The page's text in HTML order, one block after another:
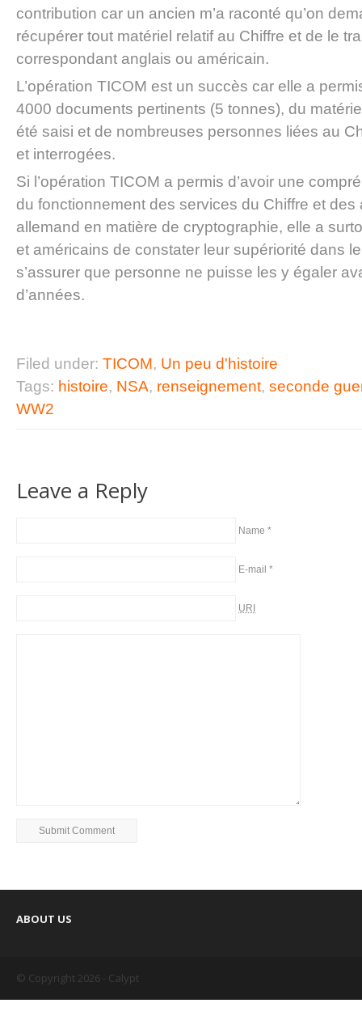
contribution car un ancien m’a raconté qu’on
récupérer tout matériel relatif au Chiffre et de le
correspondant anglais ou américain.
L’opération TICOM est un succès car elle a
4000 documents pertinents (5 tonnes), du
été saisi et de nombreuses personnes liées au
et interrogées.
Si l’opération TICOM a permis d’avoir une
du fonctionnement des services du Chiffre et
allemand en matière de cryptographie, elle a
et américains de constater leur supériorité dans
s’assurer que personne ne puisse les y égaler
d’années.
Filed under: TICOM, Un peu d'histoire
Tags: histoire, NSA, renseignement, seconde
WW2
Leave a Reply
Name *
E-mail *
URI
ABOUT US
© Copyright 2026 - Calypt